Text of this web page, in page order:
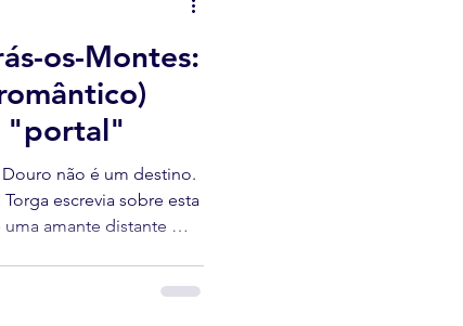
os-Montes:
"portal"
não é um destino.
escrevia sobre esta
uma amante distante —